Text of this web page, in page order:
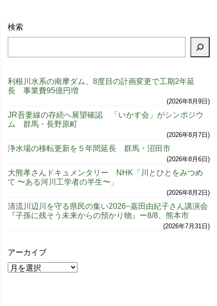
検索
利根川水系の南摩ダム、8度目の計画変更で工期2年延
長 事業費95億円増
2026年8月9日
JR吾妻線の存続へ展望確認 「いかす会」がシンポジウ
ム 群馬・長野原町
2026年8月7日
浄水場の移転更新を５年間延長 群馬・沼田市
2026年8月6日
大熊孝さんドキュメンタリー NHK「川とひとをみつめ
て 〜ある河川工学者の半生〜」
2026年8月2日
清流川辺川を守る県民の集い2026−嘉田由紀子さん講演会
『子孫に残そう未来からの預かり物』ー8/8、熊本市
2026年7月31日
アーカイブ